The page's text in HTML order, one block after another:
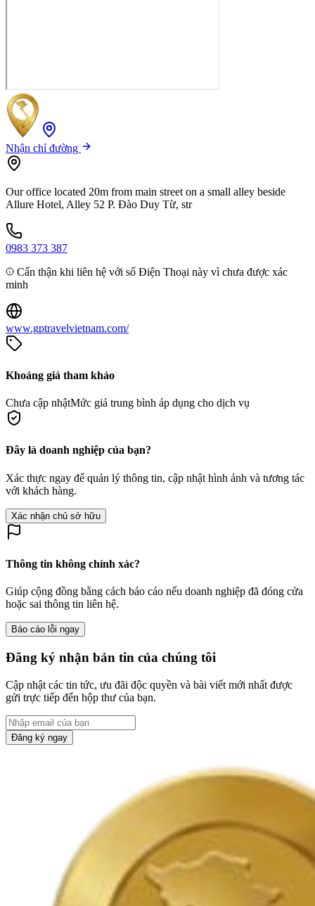
Nhận chỉ đường
Our office located 20m from main street on a small alley beside
Allure Hotel, Alley 52 P. Đào Duy Từ, str
0983 373 387
Cẩn thận khi liên hệ với số Điện Thoại này vì chưa được xác
minh
www.gptravelvietnam.com/
Khoảng giá tham khảo
Chưa cập nhậtMức giá trung bình áp dụng cho dịch vụ
Đây là doanh nghiệp của bạn?
Xác thực ngay để quản lý thông tin, cập nhật hình ảnh và tương tác
với khách hàng.
Xác nhận chủ sở hữu
Thông tin không chính xác?
Giúp cộng đồng bằng cách báo cáo nếu doanh nghiệp đã đóng cửa
hoặc sai thông tin liên hệ.
Báo cáo lỗi ngay
Đăng ký nhận bản tin của chúng tôi
Cập nhật các tin tức, ưu đãi độc quyền và bài viết mới nhất được
gửi trực tiếp đến hộp thư của bạn.
Đăng ký ngay